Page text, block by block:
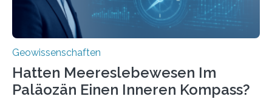
Geowissenschaften
Hatten Meereslebewesen Im
Paläozän Einen Inneren Kompass?